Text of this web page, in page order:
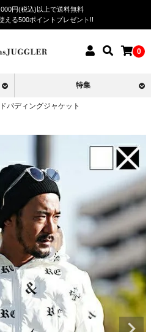
円(税込)以上で送料無料
える500ポイントプレゼント!!
0
特集
パディングジャケット